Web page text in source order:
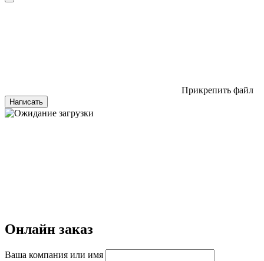
Прикрепить файл
Написать
Онлайн заказ
Ваша компания или имя